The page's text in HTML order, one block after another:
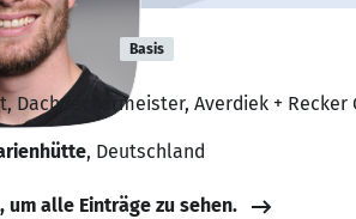
Basis
Dachdeckermeister, Averdiek + Recker
, Deutschland
um alle Einträge zu sehen.